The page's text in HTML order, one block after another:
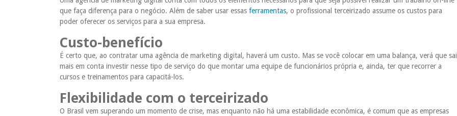
que faça diferença para o negócio. Além de saber usar essas ferramentas, o profissional terceirizado assume os custos para
poder oferecer os serviços para a sua empresa.
Custo-benefício
É certo que, ao contratar uma agência de marketing digital, haverá um custo. Mas se você colocar em uma balança, verá que sai
mais em conta investir nesse tipo de serviço do que montar uma equipe de funcionários própria e, ainda, ter que recorrer a
cursos e treinamentos para capacitá-los.
Flexibilidade com o terceirizado
O Brasil vem superando um momento de crise, mas enquanto não há uma estabilidade econômica, é comum que as empresas